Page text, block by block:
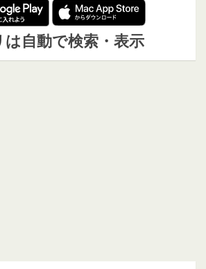
は自動で検索・表示